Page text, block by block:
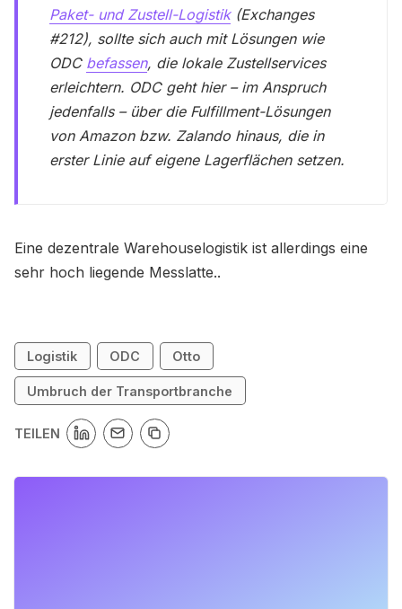
Paket- und Zustell-Logistik(Exchanges
#212), sollte sich auch mit Lösungen wie
ODC befassen, die lokale Zustellservices
erleichtern. ODC geht hier – im Anspruch
jedenfalls – über die Fulfillment-Lösungen
von Amazon bzw. Zalando hinaus, die in
erster Linie auf eigene Lagerflächen setzen.
Eine dezentrale Warehouselogistik ist allerdings eine
sehr hoch liegende Messlatte..
Logistik ODC Otto
Umbruch der Transportbranche
TEILEN